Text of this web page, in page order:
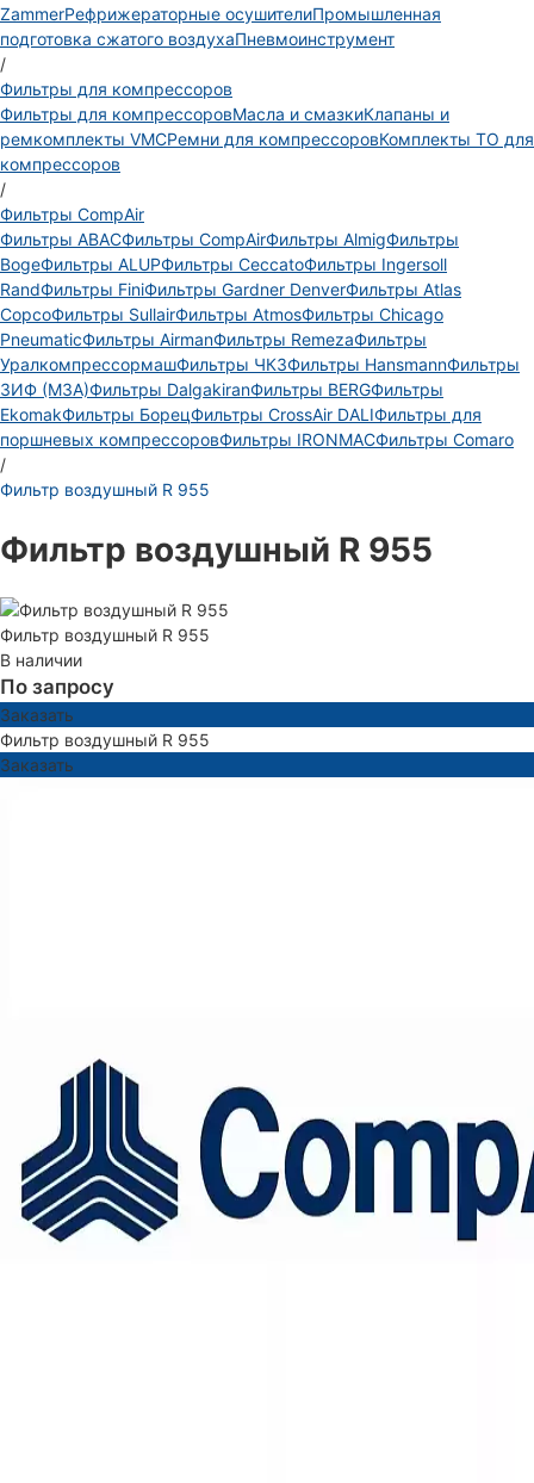
ZammerРефрижераторные осушителиПромышленная
подготовка сжатого воздухаПневмоинструмент
/
Фильтры для компрессоров
Фильтры для компрессоровМасла и смазкиКлапаны и
ремкомплекты VMCРемни для компрессоровКомплекты ТО для
компрессоров
/
Фильтры CompAir
Фильтры ABACФильтры CompAirФильтры AlmigФильтры
BogeФильтры ALUPФильтры CeccatoФильтры Ingersoll
RandФильтры FiniФильтры Gardner DenverФильтры Atlas
CopcoФильтры SullairФильтры AtmosФильтры Chicago
PneumaticФильтры AirmanФильтры RemezaФильтры
УралкомпрессормашФильтры ЧКЗФильтры HansmannФильтры
ЗИФ (МЗА)Фильтры DalgakiranФильтры BERGФильтры
EkomakФильтры БорецФильтры CrossAir DALIФильтры для
поршневых компрессоровФильтры IRONMACФильтры Comaro
/
Фильтр воздушный R 955
Фильтр воздушный R 955
Фильтр воздушный R 955
В наличии
По запросу
Заказать
Фильтр воздушный R 955
Заказать